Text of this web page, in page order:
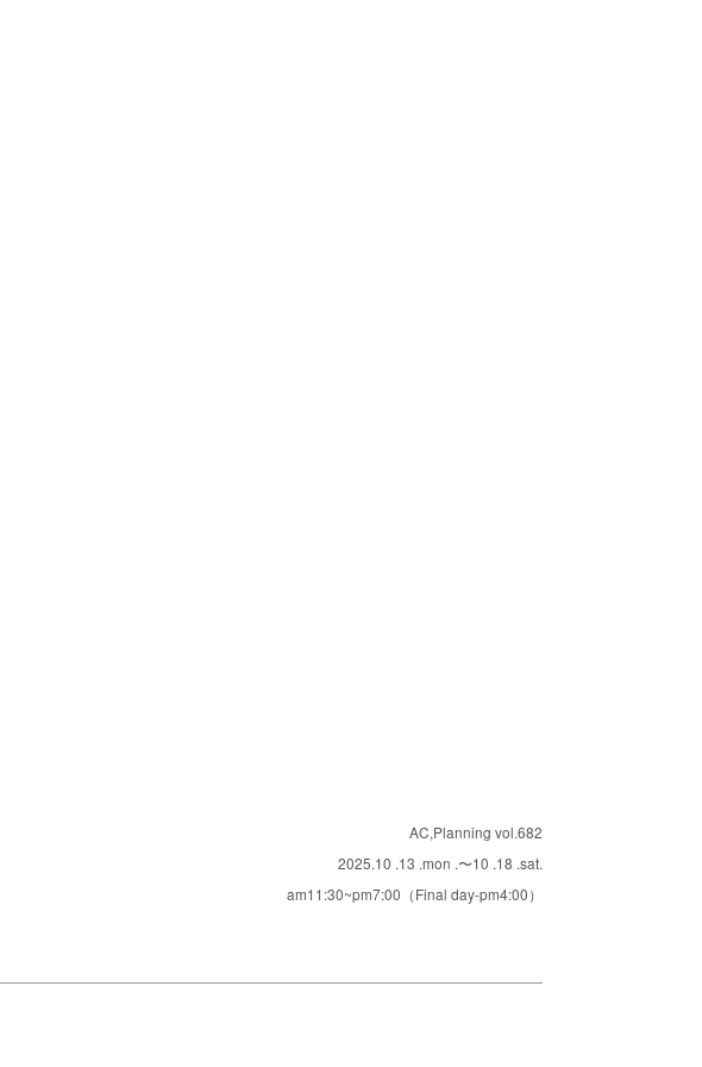
AC,Planning vol.682
2025.10 .13 .mon .〜10 .18 .sat.
am11:30~pm7:00（Final day-pm4:00）